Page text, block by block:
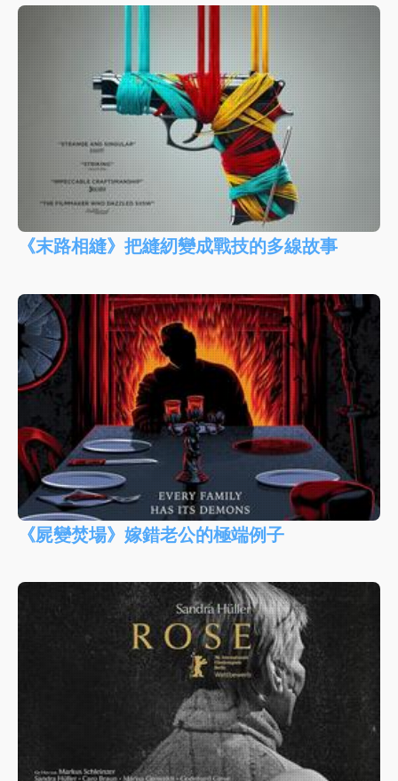
《末路相縫》把縫紉變成戰技的多線故事
《屍變焚場》嫁錯老公的極端例子